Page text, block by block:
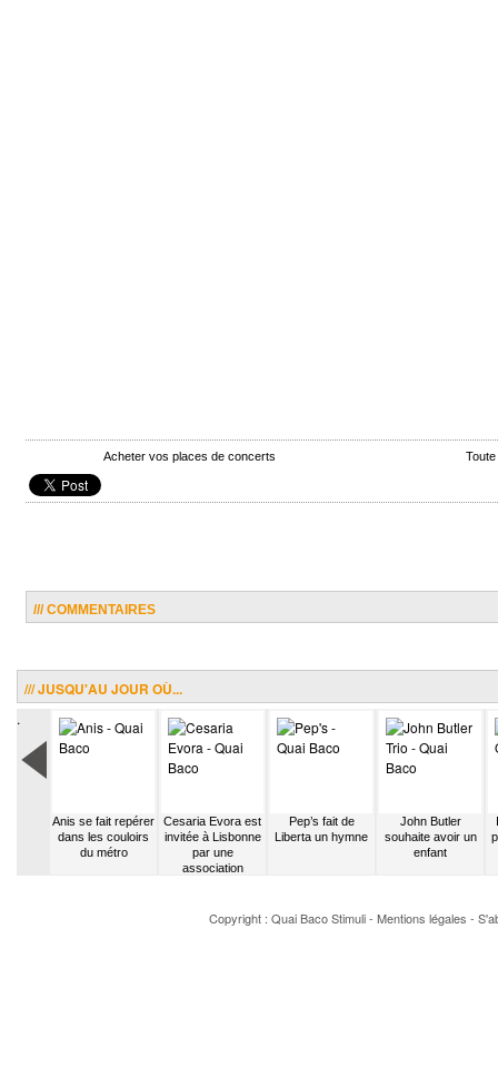
Acheter vos places de concerts
/// COMMENTAIRES
/// JUSQU'AU JOUR OÙ...
.
Anis se fait repérer
dans les couloirs
du métro
Cesaria Evora est
invitée à Lisbonne
par une
association
Pep’s fait de
Liberta un hymne
John Butler
souhaite avoir un
enfant
Copyright : Quai BacoStimuli- Mentions légales -